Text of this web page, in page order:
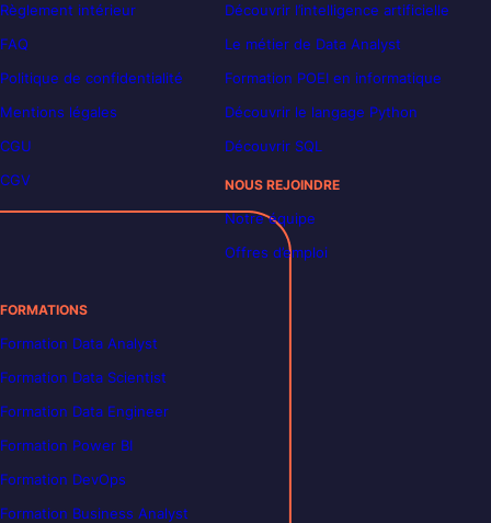
Règlement intérieur
FAQ
Politique de confidentialité
Mentions légales
CGU
CGV
Découvrir l’intelligence artificielle
Le métier de Data Analyst
Formation POEI en informatique
Découvrir le langage Python
Découvrir SQL
NOUS REJOINDRE
Notre équipe
Offres d’emploi
FORMATIONS
Formation Data Analyst
Formation Data Scientist
Formation Data Engineer
Formation Power BI
Formation DevOps
Formation Business Analyst